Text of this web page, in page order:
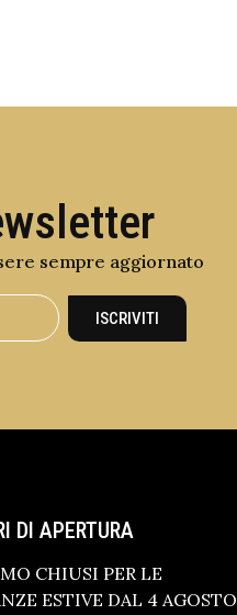
sempre aggiornato
ISCRIVITI
DI APERTURA
CHIUSI PER LE
ESTIVE DAL 4 AGOSTO